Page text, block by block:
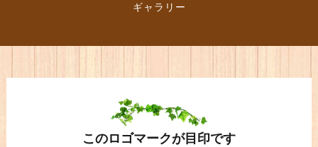
ギャラリー
このロゴマークが目印です